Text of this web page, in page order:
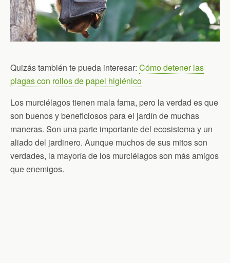
Quizás también te pueda interesar: Cómo detener las
plagas con rollos de papel higiénico
Los murciélagos tienen mala fama, pero la verdad es que
son buenos y beneficiosos para el jardín de muchas
maneras. Son una parte importante del ecosistema y un
aliado del jardinero. Aunque muchos de sus mitos son
verdades, la mayoría de los murciélagos son más amigos
que enemigos.